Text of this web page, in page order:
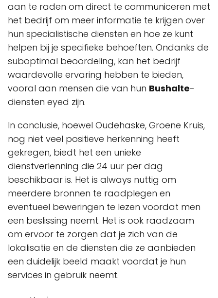
aan te raden om direct te communiceren met
het bedrijf om meer informatie te krijgen over
hun specialistische diensten en hoe ze kunt
helpen bij je specifieke behoeften. Ondanks de
suboptimal beoordeling, kan het bedrijf
waardevolle ervaring hebben te bieden,
vooral aan mensen die van hun Bushalte-
diensten eyed zijn.
In conclusie, hoewel Oudehaske, Groene Kruis,
nog niet veel positieve herkenning heeft
gekregen, biedt het een unieke
dienstverlenning die 24 uur per dag
beschikbaar is. Het is always nuttig om
meerdere bronnen te raadplegen en
eventueel beweringen te lezen voordat men
een beslissing neemt. Het is ook raadzaam
om ervoor te zorgen dat je zich van de
lokalisatie en de diensten die ze aanbieden
een duidelijk beeld maakt voordat je hun
services in gebruik neemt.